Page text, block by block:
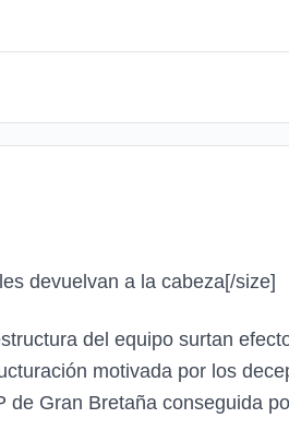
devuelvan a la cabeza[/size]
del equipo surtan
motivada por los
Gran Bretaña conseguida